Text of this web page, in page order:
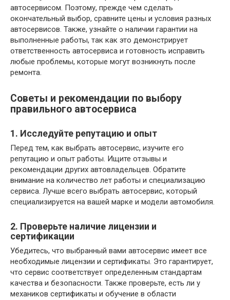
автосервисом. Поэтому, прежде чем сделать
окончательный выбор, сравните цены и условия разных
автосервисов. Также, узнайте о наличии гарантии на
выполненные работы, так как это демонстрирует
ответственность автосервиса и готовность исправить
любые проблемы, которые могут возникнуть после
ремонта.
Советы и рекомендации по выбору
правильного автосервиса
1. Исследуйте репутацию и опыт
Перед тем, как выбрать автосервис, изучите его
репутацию и опыт работы. Ищите отзывы и
рекомендации других автовладельцев. Обратите
внимание на количество лет работы и специализацию
сервиса. Лучше всего выбрать автосервис, который
специализируется на вашей марке и модели автомобиля.
2. Проверьте наличие лицензии и
сертификации
Убедитесь, что выбранный вами автосервис имеет все
необходимые лицензии и сертификаты. Это гарантирует,
что сервис соответствует определенным стандартам
качества и безопасности. Также проверьте, есть ли у
механиков сертификаты и обучение в области